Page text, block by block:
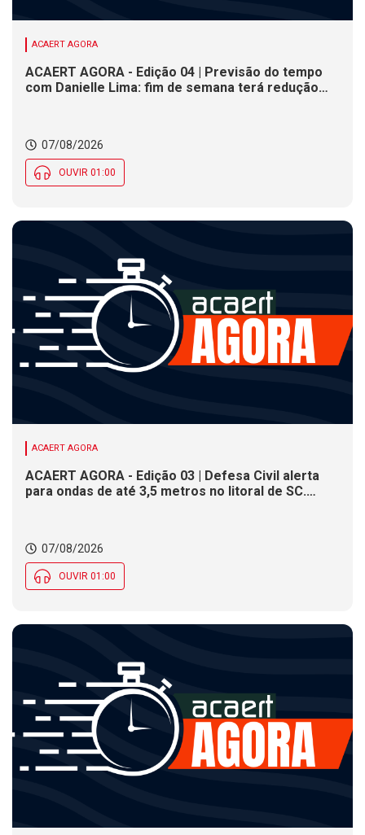
ACAERT AGORA
ACAERT AGORA - Edição 04 | Previsão do tempo
com Danielle Lima: fim de semana terá redução
07/08/2026
OUVIR 01:00
ACAERT AGORA
ACAERT AGORA - Edição 03 | Defesa Civil alerta
para ondas de até 3,5 metros no litoral de SC.
07/08/2026
OUVIR 01:00